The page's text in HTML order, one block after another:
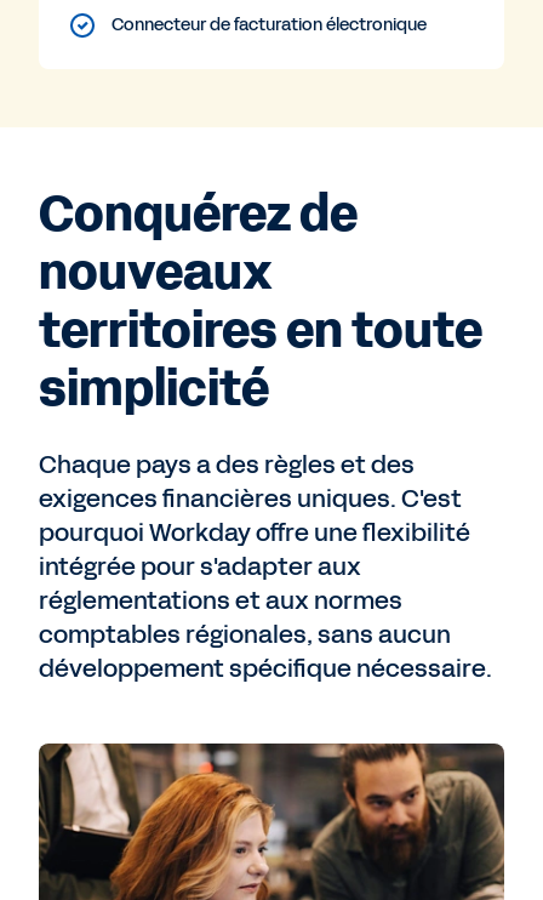
Connecteur de facturation électronique
Conquérez de
nouveaux
territoires en toute
simplicité
Chaque pays a des règles et des
exigences financières uniques. C'est
pourquoi Workday offre une flexibilité
intégrée pour s'adapter aux
réglementations et aux normes
comptables régionales, sans aucun
développement spécifique nécessaire.